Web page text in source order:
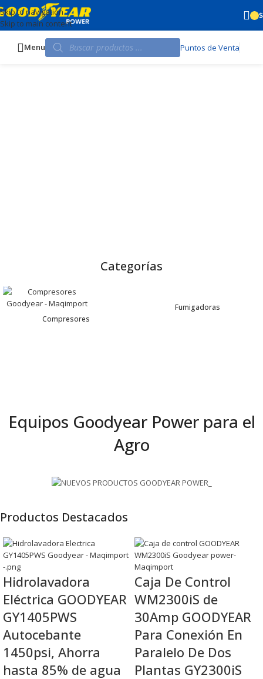
Skip to navigation
Skip to main content
$
Menu Puntos de Venta
Categorías
Compresores
Fumigadoras
Equipos Goodyear Power para el
Agro
Productos Destacados
Hidrolavadora
Eléctrica GOODYEAR
GY1405PWS
Autocebante
1450psi, Ahorra
hasta 85% de agua
Caja De Control
WM2300iS de
30Amp GOODYEAR
Para Conexión En
Paralelo De Dos
Plantas GY2300iS